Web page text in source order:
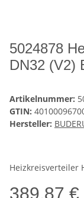
5024878
DN32 (V2)
Artikelnummer:
GTIN:
Hersteller:
Heizkreisverteiler
389,87 €